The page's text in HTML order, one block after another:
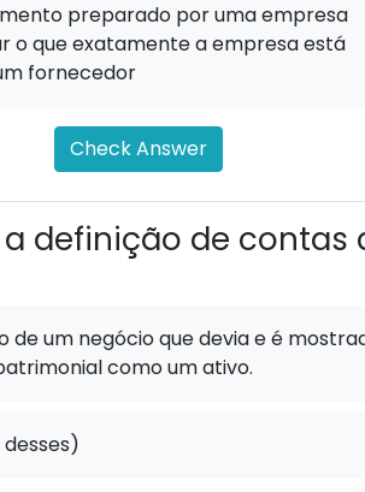
preparado por uma empresa
o que exatamente a empresa está
fornecedor
Check Answer
a definição de contas
de um negócio que devia e é
como um ativo.